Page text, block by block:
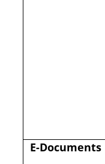
E-Documents